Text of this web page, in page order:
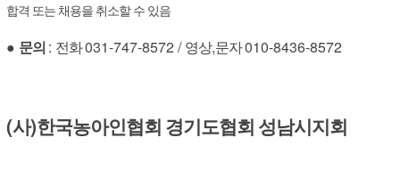
합격 또는 채용을 취소할 수 있음
● 문의 : 전화031-747-8572 / 영상,문자010-8436-8572
(사)한국농아인협회 경기도협회 성남시지회